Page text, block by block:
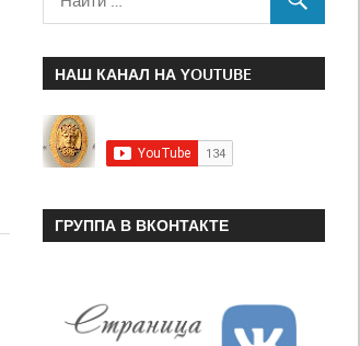
НАШ КАНАЛ НА YOUTUBE
ГРУППА В ВКОНТАКТЕ